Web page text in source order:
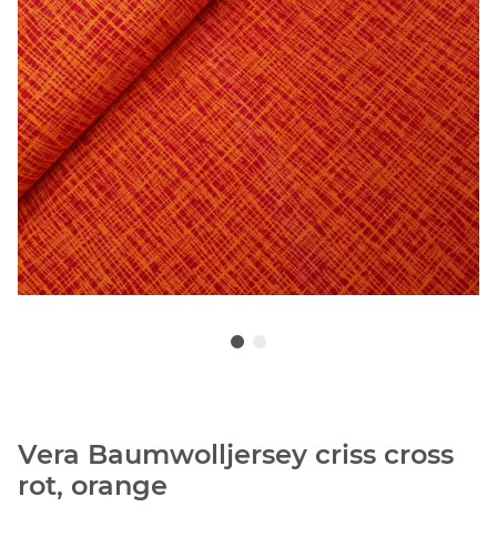
Vera Baumwolljersey criss cross
rot, orange